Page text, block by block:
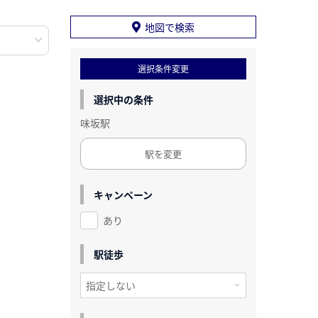
地図で検索
選択条件変更
選択中の条件
味坂駅
駅を変更
キャンペーン
あり
駅徒歩